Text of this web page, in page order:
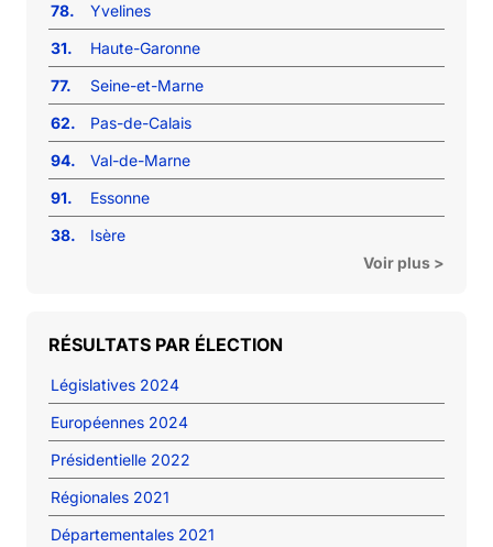
78.
Yvelines
31.
Haute-Garonne
77.
Seine-et-Marne
62.
Pas-de-Calais
94.
Val-de-Marne
91.
Essonne
38.
Isère
Voir plus >
RÉSULTATS PAR ÉLECTION
Législatives 2024
Européennes 2024
Présidentielle 2022
Régionales 2021
Départementales 2021